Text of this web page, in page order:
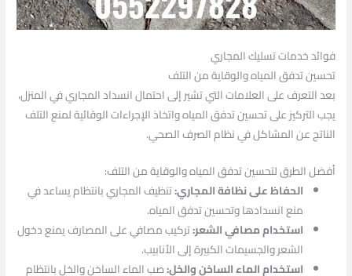
فوائد خدمات تسليك المجاري
تحسين تدفق المياه والوقاية من التلف
بعد التعرف على العلامات التي تشير إلى احتمال انسداد المجاري في المنزل،
يجب التركيز على تحسين تدفق المياه واتخاذ الإجراءات الوقائية لمنع التلف
الناتج عن المشاكل في نظام الصرف الصحي.
أفضل الطرق لتحسين تدفق المياه والوقاية من التلف:
الحفاظ على نظافة المجاري:تنظيف المجاري بانتظام يساعد في
منع انسدادها وتحسين تدفق المياه.
استخدام مصافي الشعر:تركيب مصافي على المصارف يمنع دخول
الشعر والجسيمات الكبيرة إلى الأنابيب.
استخدام الماء الساخن والخل:صب الماء الساخن والخل بانتظام